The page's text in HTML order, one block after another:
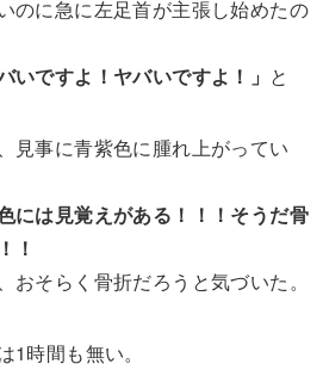
のに急に左足首が主張し始めたの
いですよ！ヤバいですよ！」 と
見事に青紫色に腫れ上がってい
には見覚えがある！！！そうだ骨
！
おそらく骨折だろうと気づいた。
時間も無い。